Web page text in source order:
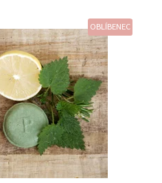
OBLÍBENEC